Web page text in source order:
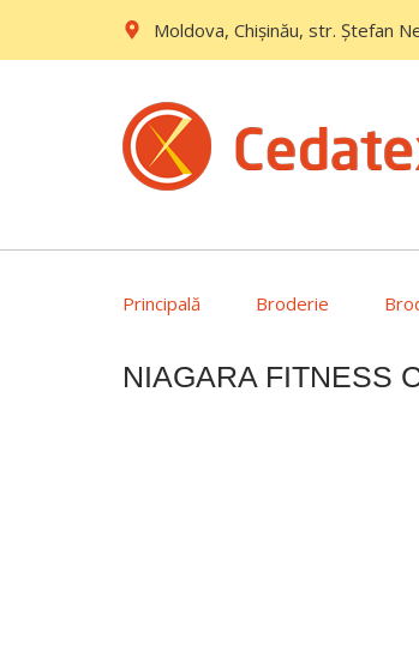
Moldova, Chișinău, str. Ştefan
Principală Broderie
NIAGARA FITNESS